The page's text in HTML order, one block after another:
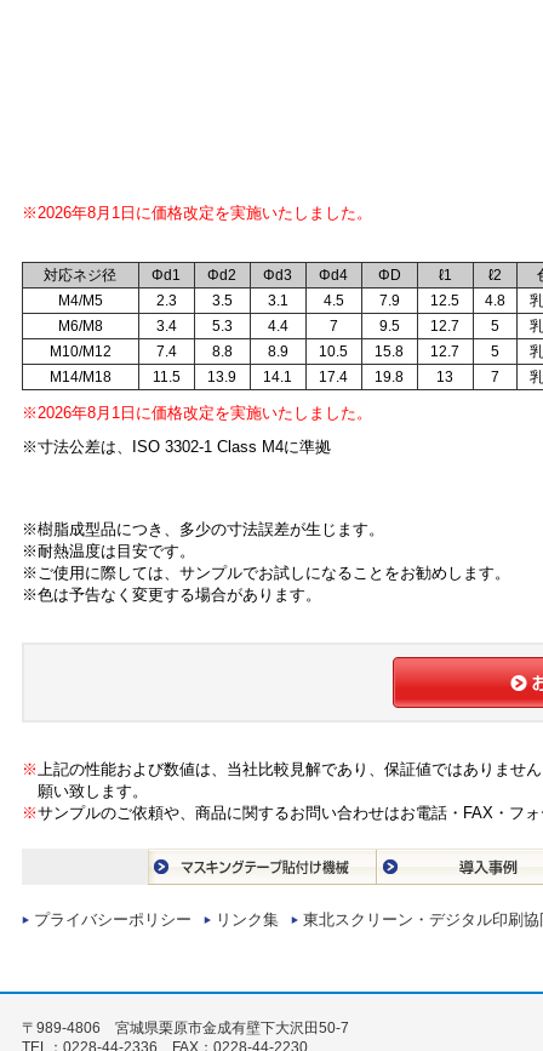
※2026年8月1日に価格改定を実施いたしました。
対応ネジ径 Φd1 Φd2 Φd3 Φd4 ΦD ℓ1 ℓ2
M4/M5
2.3 3.5 3.1 4.5 7.9 12.5 4.8
M6/M8
3.4 5.3 4.4 7 9.5 12.7 5
M10/M12
7.4 8.8 8.9 10.5 15.8 12.7 5
M14/M18
11.5 13.9 14.1 17.4 19.8 13 7
※2026年8月1日に価格改定を実施いたしました。
※寸法公差は、ISO 3302-1 Class M4に準拠
※樹脂成型品につき、多少の寸法誤差が生じます。
※耐熱温度は目安です。
※ご使用に際しては、サンプルでお試しになることをお勧めします。
※色は予告なく変更する場合があります。
※上記の性能および数値は、当社比較見解であり、保証値ではありませ
願い致します。
※サンプルのご依頼や、商品に関するお問い合わせはお電話・FAX・フ
プライバシーポリシー リンク集 東北スクリーン・デジタル印刷協
〒989-4806 宮城県栗原市金成有壁下大沢田50-7
TEL：0228-44-2336 FAX：0228-44-2230